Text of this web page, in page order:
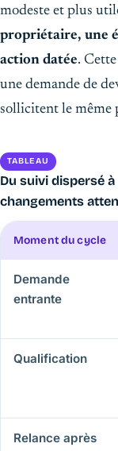
modeste et plus
propriétaire, une
action datée.
une demande de
sollicitent le même
TABLEAU
Du suivi dispersé
changements
Moment du cycle
Demande
entrante
Qualification
Relance après